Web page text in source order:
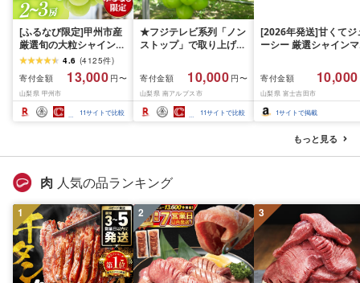
[ふるなび限定]甲州市産
厳選旬の大粒シャインマ
スカット 約1.3kg 2〜3
房[2026年発送]
(MG)B12-472 FN-
Limited-VO シャインマ
スカット フルーツ
4.6 (4125件)
寄付金額
13,000 円〜
山梨県 甲州市
11サイトで比較
★フジテレビ系列「ノン
ストップ」で取り上げら
先行予約]南アルプス市
産シャインマスカット
1.2kg以上(2〜3房)ふる
さと納税 おすすめ 山梨
県 南アルプス市 送料無
寄付金額 10,000 円〜
山梨県 南アルプス市
11サイトで比較
[2026年発送]甘くてジ
ーシー 厳選シャインマ
月前半(1〜15日)から
月下旬までの発送) フ
ーツ ぶどう 果物 山梨
産 2026 旬 大粒 高級
寄付金額 10,000
山梨県 富士吉田市
1サイトで掲載
もっと見る
肉 人気の品ランキング
1 2 3